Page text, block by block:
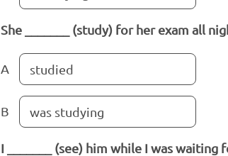
She _______ (study) for her exam all
A studied
B was studying
I _______ (see) him while I was waiting